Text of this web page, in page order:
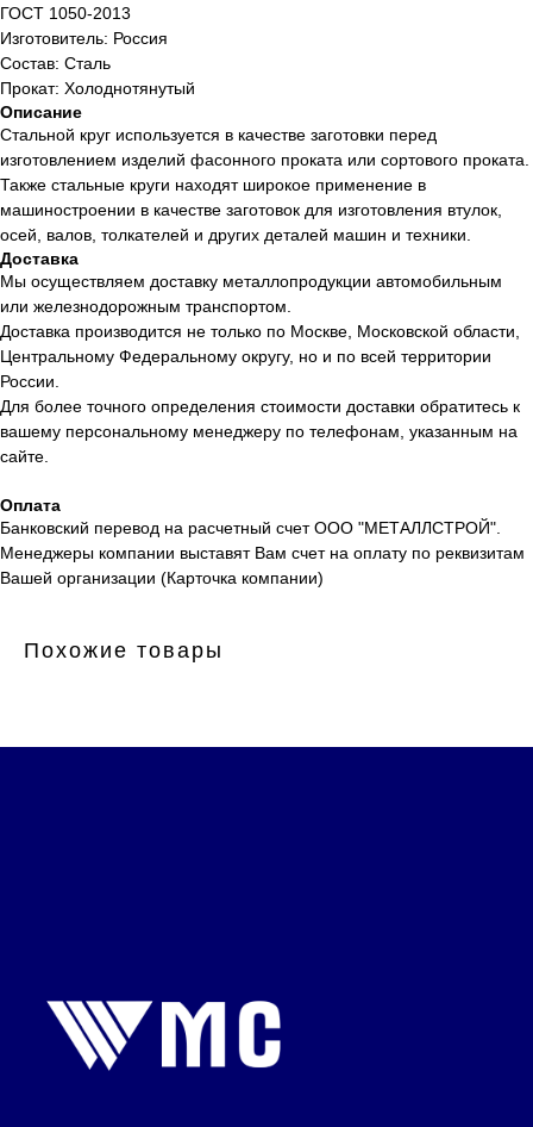
ГОСТ 1050-2013
Изготовитель: Россия
Состав: Сталь
Прокат: Холоднотянутый
Описание
Стальной круг используется в качестве заготовки перед
изготовлением изделий фасонного проката или сортового проката.
Также стальные круги находят широкое применение в
машиностроении в качестве заготовок для изготовления втулок,
осей, валов, толкателей и других деталей машин и техники.
Доставка
Мы осуществляем доставку металлопродукции автомобильным
или железнодорожным транспортом.
Доставка производится не только по Москве, Московской области,
Центральному Федеральному округу, но и по всей территории
России.
Для более точного определения стоимости доставки обратитесь к
вашему персональному менеджеру по телефонам, указанным на
сайте.
Оплата
Банковский перевод на расчетный счет ООО "МЕТАЛЛСТРОЙ".
Менеджеры компании выставят Вам счет на оплату по реквизитам
Вашей организации (Карточка компании)
Похожие товары